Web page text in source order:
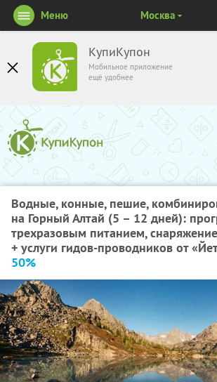
КупиКупон
Мобильное приложение
ещё удобнее
Меню Москва
Водные, конные, пешие,
на Горный Алтай (5 – 12 дней):
трехразовым питанием,
+ услуги гидов-проводников от
50%